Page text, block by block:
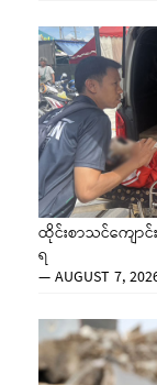
ထိုင်းစာသင်ကျော
ရ
—AUGUST 7,